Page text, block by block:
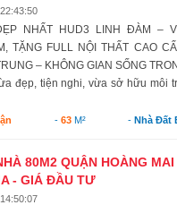
NHẤT HUD3 LINH ĐÀM –
TẶNG FULL NỘI THẤT CAO
– KHÔNG GIAN SỐNG
đẹp, tiện nghi, vừa sở hữu môi
- 63M² -Nhà Đất
80M2 QUẬN HOÀNG
- GIÁ ĐẦU TƯ